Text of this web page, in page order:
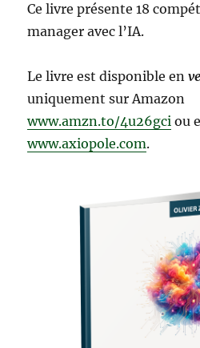
Ce livre présente 18
manager avec l’IA.
Le livre est disponible en
uniquement sur Amazon
www.amzn.to/4u26gci ou
www.axiopole.com.